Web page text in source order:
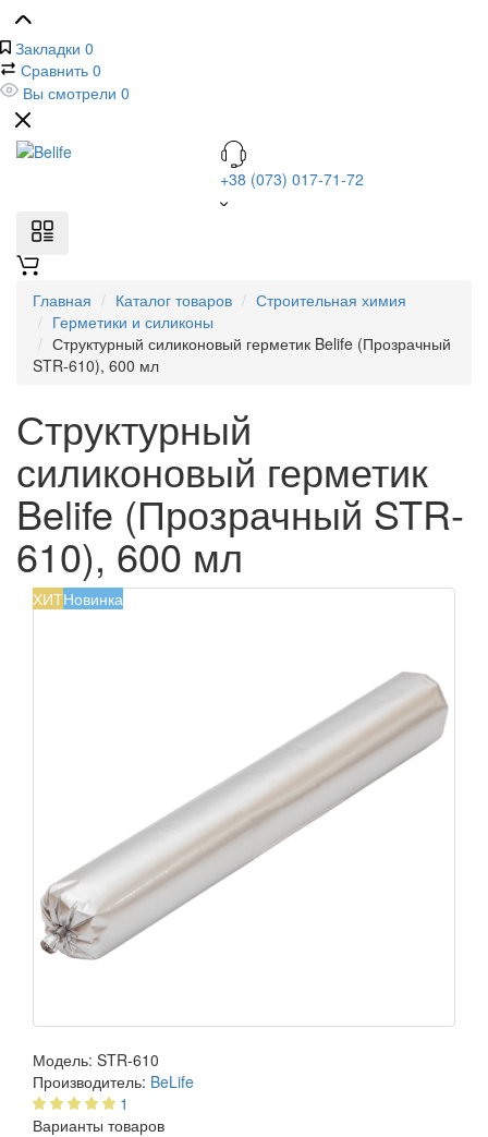
Закладки 0
Сравнить 0
Вы смотрели 0
+38 (073) 017-71-72
Главная Каталог товаров
Строительная химия
Герметики и силиконы
Структурный силиконовый герметик Belife (Прозрачный
STR-610), 600 мл
Структурный
силиконовый герметик
Belife (Прозрачный STR-
610), 600 мл
ХИТНовинка
Модель: STR-610
Производитель: BeLife
1
Варианты товаров